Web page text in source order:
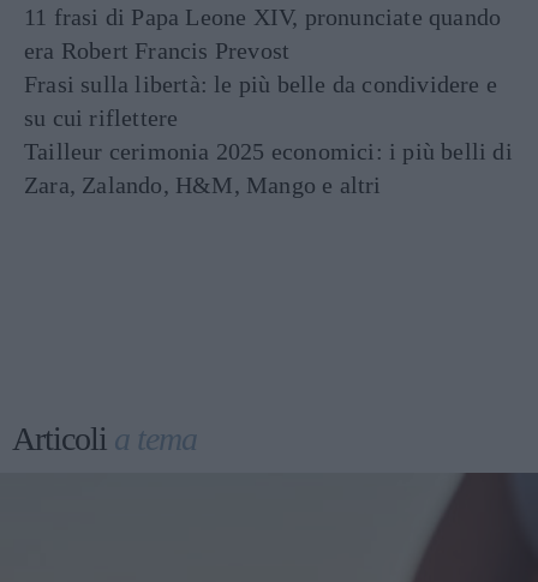
11 frasi di Papa Leone XIV, pronunciate quando
era Robert Francis Prevost
Frasi sulla libertà: le più belle da condividere e
su cui riflettere
Tailleur cerimonia 2025 economici: i più belli di
Zara, Zalando, H&M, Mango e altri
Articoli a tema